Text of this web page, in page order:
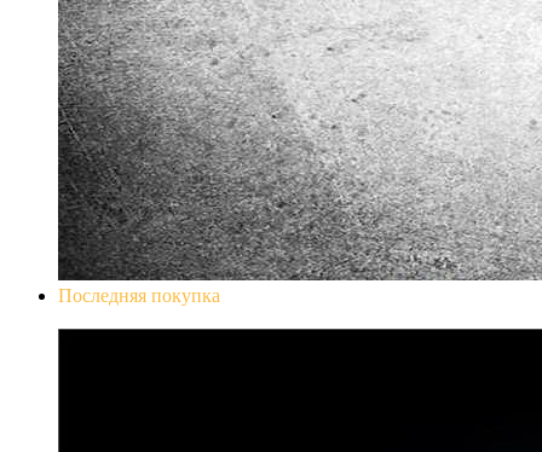
Последняя покупка